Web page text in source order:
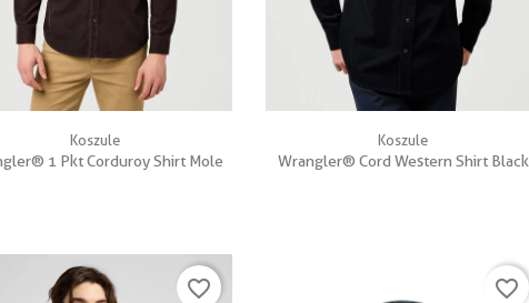
Szybki podgląd
Koszule
1 Pkt Corduroy Shirt Mole
Szybki podgląd
Koszule
Wrangler® Cord Western Shirt Black
favorite_border favorite_border